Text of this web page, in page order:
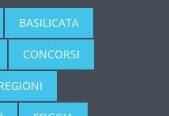
BASILICATA
CONCORSI